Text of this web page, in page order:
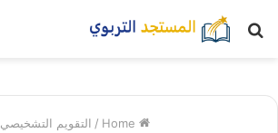
بحث
/ التقويم التشخيصي